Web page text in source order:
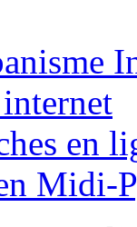
en
Midi-